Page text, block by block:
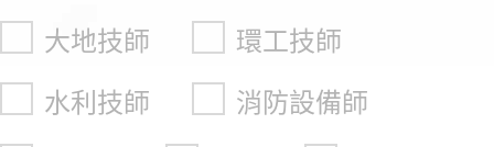
大地技師
環工技師
水利技師
消防設備師